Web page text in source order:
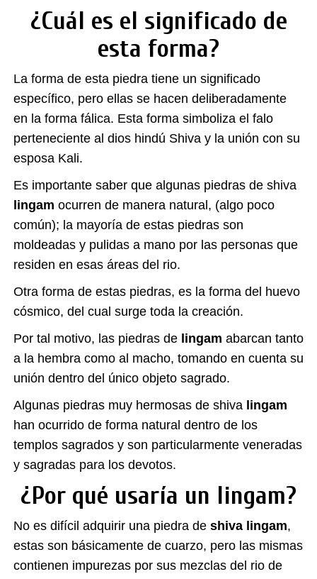
¿Cuál es el significado de
esta forma?
La forma de esta piedra tiene un significado
específico, pero ellas se hacen deliberadamente
en la forma fálica. Esta forma simboliza el falo
perteneciente al dios hindú Shiva y la unión con su
esposa Kali.
Es importante saber que algunas piedras de shiva
lingam ocurren de manera natural, (algo poco
común); la mayoría de estas piedras son
moldeadas y pulidas a mano por las personas que
residen en esas áreas del rio.
Otra forma de estas piedras, es la forma del huevo
cósmico, del cual surge toda la creación.
Por tal motivo, las piedras de lingam abarcan tanto
a la hembra como al macho, tomando en cuenta su
unión dentro del único objeto sagrado.
Algunas piedras muy hermosas de shiva lingam
han ocurrido de forma natural dentro de los
templos sagrados y son particularmente veneradas
y sagradas para los devotos.
¿Por qué usaría un lingam?
No es difícil adquirir una piedra de shiva lingam,
estas son básicamente de cuarzo, pero las mismas
contienen impurezas por sus mezclas del rio de